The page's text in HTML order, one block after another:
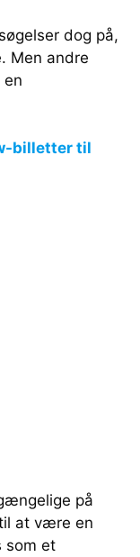
dog på,
Men andre
en
billetter til
på
at være en
som et